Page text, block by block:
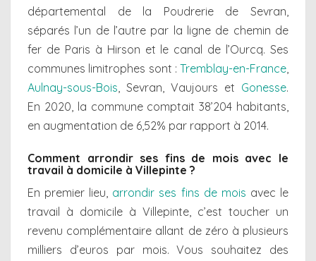
départemental de la Poudrerie de Sevran,
séparés l’un de l’autre par la ligne de chemin de
fer de Paris à Hirson et le canal de l’Ourcq. Ses
communes limitrophes sont : Tremblay-en-France,
Aulnay-sous-Bois, Sevran, Vaujours et Gonesse.
En 2020, la commune comptait 38’204 habitants,
en augmentation de 6,52% par rapport à 2014.
Comment arrondir ses fins de mois avec le
travail à domicile à Villepinte ?
En premier lieu, arrondir ses fins de mois avec le
travail à domicile à Villepinte, c’est toucher un
revenu complémentaire allant de zéro à plusieurs
milliers d’euros par mois. Vous souhaitez des